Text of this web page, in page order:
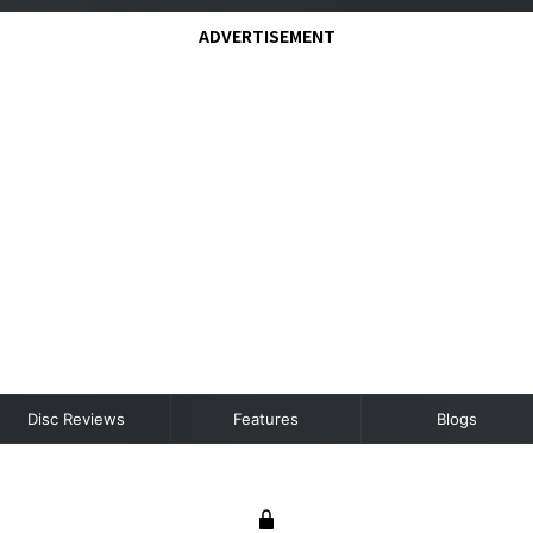
ADVERTISEMENT
Disc Reviews Features Blogs